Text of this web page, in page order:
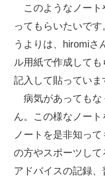
このようなノー
ってもらいたいで
うよりは、hiromiさ
ル用紙で作成して
記入して貼っていま
病気があっても
ん。 この様なノート
ノートを是非知って
の方やスポーツし
アドバイスの記録、